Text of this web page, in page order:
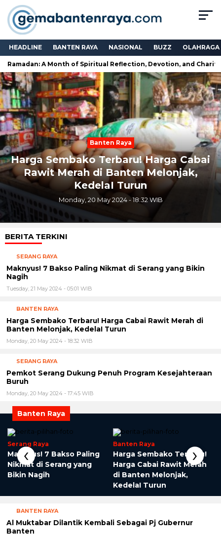
HEADLINE BANTEN RAYA NASIONAL BUZZ OLAHRAGA
Ramadan: A Month of Spiritual Reflection, Devotion, and Charity
Banten Raya
Harga Sembako Terbaru! Harga Cabai
Rawit Merah di Banten Melonjak,
KedelaI Turun
Monday, 20 May 2024 - 18:32 WIB
Previous Next
BERITA TERKINI
SERANG RAYA
Maknyus! 7 Bakso Paling Nikmat di Serang yang Bikin
Nagih
Tuesday, 21 May 2024 - 05:01 WIB
BANTEN RAYA
Harga Sembako Terbaru! Harga Cabai Rawit Merah di
Banten Melonjak, KedelaI Turun
Monday, 20 May 2024 - 18:32 WIB
SERANG RAYA
Pemkot Serang Dukung Penuh Program Kesejahteraan
Buruh
Monday, 20 May 2024 - 17:45 WIB
Banten Raya
Serang Raya
Maknyus! 7 Bakso Paling
Nikmat di Serang yang
Bikin Nagih
Banten Raya
Harga Sembako Terbaru!
Harga Cabai Rawit Merah
di Banten Melonjak,
KedelaI Turun
‹ ›
BANTEN RAYA
Al Muktabar Dilantik Kembali Sebagai Pj Gubernur
Banten